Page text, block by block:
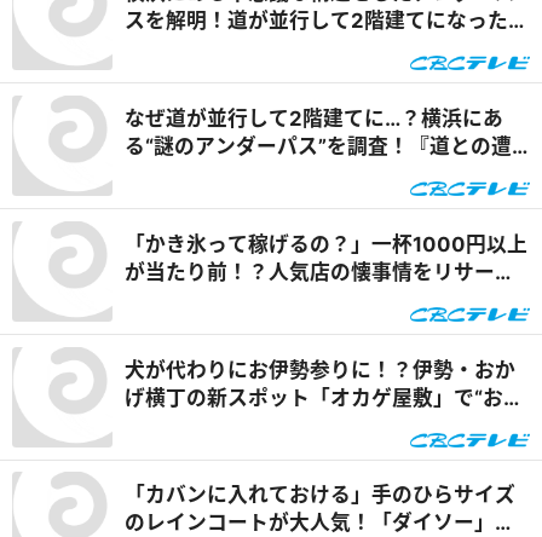
スを解明！道が並行して2階建てになったワ
なぜ道が並行して2階建てに…？横浜にあ
る“謎のアンダーパス”を調査！『道との遭
「かき氷って稼げるの？」一杯1000円以上
が当たり前！？人気店の懐事情をリサーチ
犬が代わりにお伊勢参りに！？伊勢・おか
げ横丁の新スポット「オカゲ屋敷」で“おか
「カバンに入れておける」手のひらサイズ
のレインコートが大人気！「ダイソー」で